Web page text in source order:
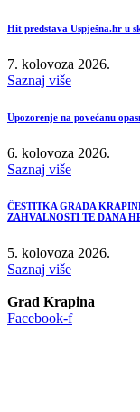
Hit predstava Uspješna.hr u
7. kolovoza 2026.
Saznaj više
Upozorenje na povećanu
6. kolovoza 2026.
Saznaj više
ČESTITKA GRADA
ZAHVALNOSTI TE DANA
5. kolovoza 2026.
Saznaj više
Grad Krapina
Facebook-f